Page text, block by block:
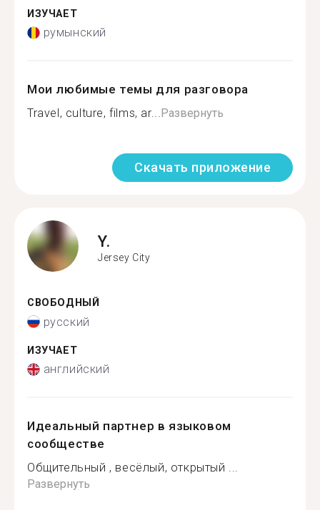
ИЗУЧАЕТ
румынский
Мои любимые темы для разговора
Travel, culture, films, ar...Развернуть
Скачать приложение
Y.
Jersey City
СВОБОДНЫЙ
русский
ИЗУЧАЕТ
английский
Идеальный партнер в языковом
сообществе
Общительный , весёлый, открытый ...
Развернуть